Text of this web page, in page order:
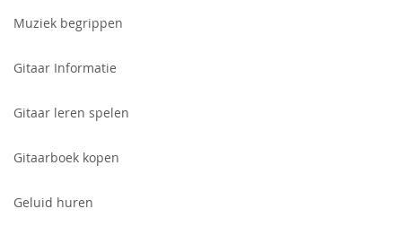
voor
Muziek begrippen
Gitaar Informatie
Gitaar leren spelen
Gitaarboek kopen
Geluid huren